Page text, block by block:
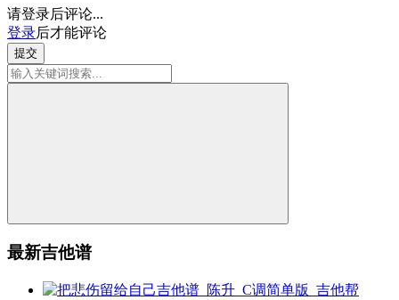
请登录后评论...
登录后才能评论
提交
最新吉他谱